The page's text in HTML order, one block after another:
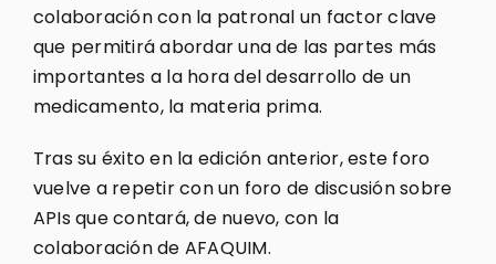
colaboración con la patronal un factor clave
que permitirá abordar una de las partes más
importantes a la hora del desarrollo de un
medicamento, la materia prima.
Tras su éxito en la edición anterior, este foro
vuelve a repetir con un foro de discusión sobre
APIs que contará, de nuevo, con la
colaboración de AFAQUIM.